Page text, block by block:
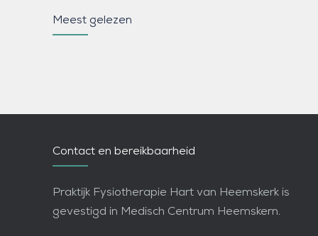
Meest gelezen
Contact en bereikbaarheid
Praktijk Fysiotherapie Hart van Heemskerk is
gevestigd in Medisch Centrum Heemskern.